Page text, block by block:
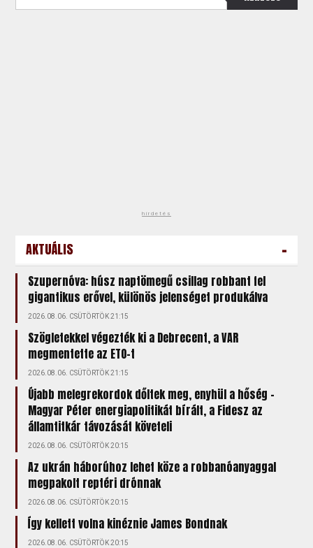
hirdetés
AKTUÁLIS -
Szupernóva: húsz naptömegű csillag robbant fel
gigantikus erővel, különös jelenséget produkálva
2026.08.06. CSÜTÖRTÖK 21:15
Szögletekkel végezték ki a Debrecent, a VAR
megmentette az ETO-t
2026.08.06. CSÜTÖRTÖK 21:15
Újabb melegrekordok dőltek meg, enyhül a hőség –
Magyar Péter energiapolitikát bírált, a Fidesz az
államtitkár távozását követeli
2026.08.06. CSÜTÖRTÖK 20:15
Az ukrán háborúhoz lehet köze a robbanóanyaggal
megpakolt reptéri drónnak
2026.08.06. CSÜTÖRTÖK 20:15
Így kellett volna kinéznie James Bondnak
2026.08.06. CSÜTÖRTÖK 20:15